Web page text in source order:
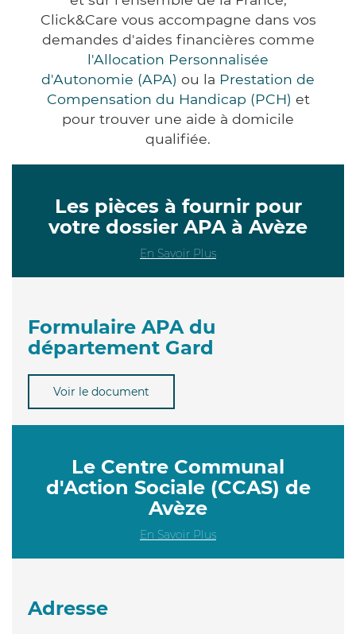
Click&Care vous accompagne dans vos
demandes d'aides financières comme
l'Allocation Personnalisée
d'Autonomie (APA) ou la Prestation de
Compensation du Handicap (PCH) et
pour trouver une aide à domicile
qualifiée.
Les pièces à fournir pour
votre dossier APA à Avèze
En Savoir Plus
Formulaire APA du
département Gard
Voir le document
Le Centre Communal
d'Action Sociale (CCAS) de
Avèze
En Savoir Plus
Adresse